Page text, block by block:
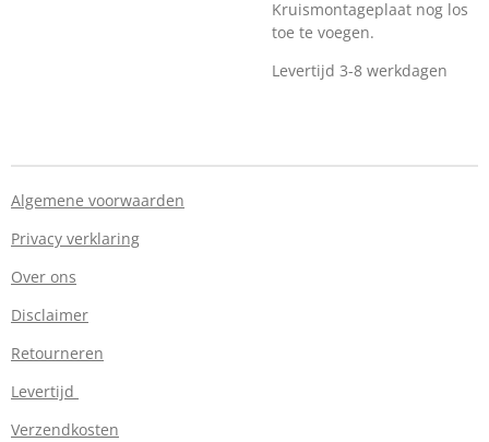
Kruismontageplaat nog los
toe te voegen.
Levertijd 3-8 werkdagen
Algemene voorwaarden
Privacy verklaring
Over ons
Disclaimer
Retourneren
Levertijd
Verzendkosten